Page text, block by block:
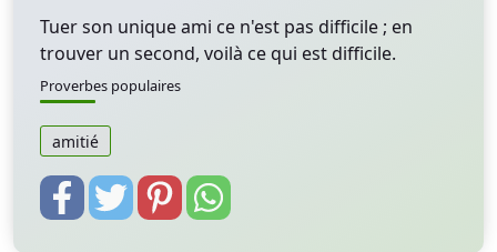
Tuer son unique ami ce n'est pas difficile ; en
trouver un second, voilà ce qui est difficile.
Proverbes populaires
amitié